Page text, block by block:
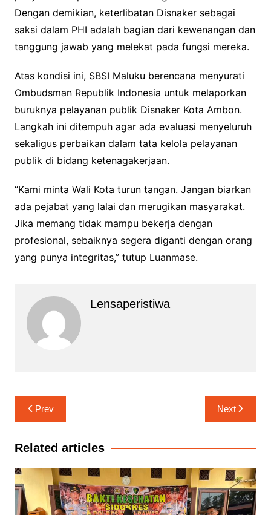
Dengan demikian, keterlibatan Disnaker sebagai
saksi dalam PHI adalah bagian dari kewenangan dan
tanggung jawab yang melekat pada fungsi mereka.
Atas kondisi ini, SBSI Maluku berencana menyurati
Ombudsman Republik Indonesia untuk melaporkan
buruknya pelayanan publik Disnaker Kota Ambon.
Langkah ini ditempuh agar ada evaluasi menyeluruh
sekaligus perbaikan dalam tata kelola pelayanan
publik di bidang ketenagakerjaan.
“Kami minta Wali Kota turun tangan. Jangan biarkan
ada pejabat yang lalai dan merugikan masyarakat.
Jika memang tidak mampu bekerja dengan
profesional, sebaiknya segera diganti dengan orang
yang punya integritas,” tutup Luanmase.
Lensaperistiwa
Navigasi
pos
Prev Next
Related articles